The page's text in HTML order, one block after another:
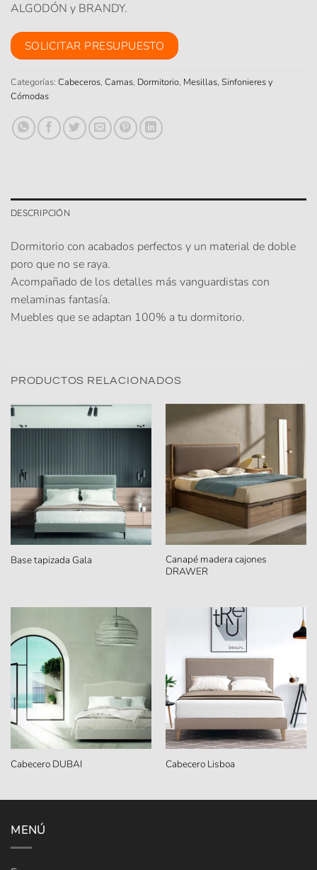
ALGODÓN y BRANDY.
SOLICITAR PRESUPUESTO
Categorías: Cabeceros, Camas, Dormitorio, Mesillas, Sinfonieres y
Cómodas
DESCRIPCIÓN
Dormitorio con acabados perfectos y un material de doble
poro que no se raya.
Acompañado de los detalles más vanguardistas con
melaminas fantasía.
Muebles que se adaptan 100% a tu dormitorio.
PRODUCTOS RELACIONADOS
Base tapizada Gala
Canapé madera cajones
DRAWER
Cabecero DUBAI Cabecero Lisboa
MENÚ